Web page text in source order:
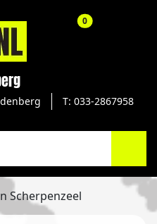
T: 033-2867958
0aantal
Scherpenzeel